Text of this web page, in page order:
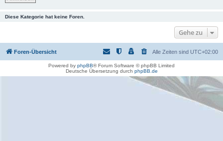
Diese Kategorie hat keine Foren.
Gehe zu
Foren-Übersicht Alle Zeiten sind UTC+02:00
Powered by phpBB® Forum Software © phpBB Limited
Deutsche Übersetzung durch phpBB.de